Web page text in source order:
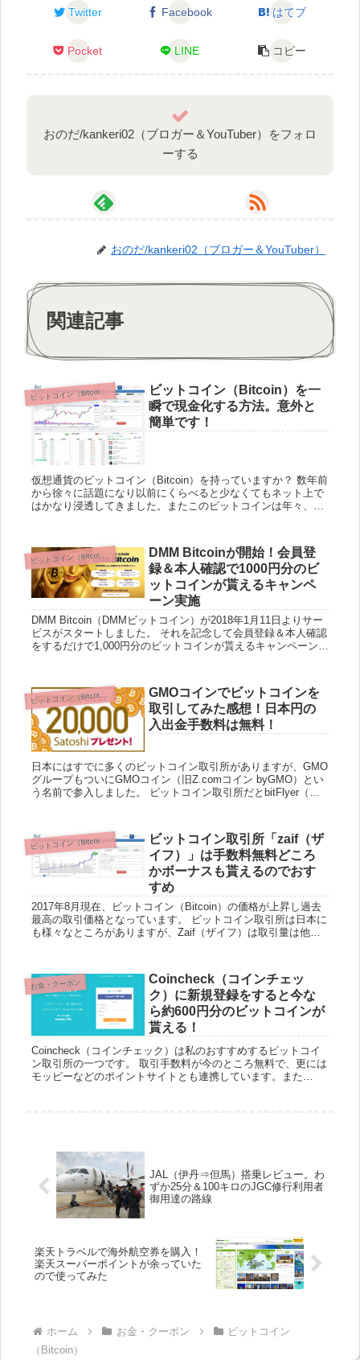
Twitter Facebook はてブ
Pocket LINE コピー
おのだ/kankeri02（ブロガー＆YouTuber）をフォロ
ーする
おのだ/kankeri02（ブロガー＆YouTuber）
関連記事
ビ
ットコイン（Bitcoin）
ビットコイン（Bitcoin）を一
瞬で現金化する方法。意外と
簡単です！
仮想通貨のビットコイン（Bitcoin）を持っていますか？ 数年前
から徐々に話題になり以前にくらべると少なくてもネット上で
はかなり浸透してきました。またこのビットコインは年々、乱
ビ
ットコイン（Bitcoin）
DMM Bitcoinが開始！会員登
録＆本人確認で1000円分のビ
ットコインが貰えるキャンペ
ーン実施
DMM Bitcoin（DMMビットコイン）が2018年1月11日よりサー
ビスがスタートしました。 それを記念して会員登録＆本人確認
をするだけで1,000円分のビットコインが貰えるキャンペーンを
ビ
ットコイン（Bitcoin）
GMOコインでビットコインを
取引してみた感想！日本円の
入出金手数料は無料！
日本にはすでに多くのビットコイン取引所がありますが、GMO
グループもついにGMOコイン（旧Z.comコイン byGMO）とい
う名前で参入しました。 ビットコイン取引所だとbitFlyer（ビ
ビ
ットコイン（Bitcoin）
ビットコイン取引所「zaif（ザ
イフ）」は手数料無料どころ
かボーナスも貰えるのでおす
すめ
2017年8月現在、ビットコイン（Bitcoin）の価格が上昇し過去
最高の取引価格となっています。 ビットコイン取引所は日本に
も様々なところがありますが、Zaif（ザイフ）は取引量は他の
お金・クーポン
Coincheck（コインチェッ
ク）に新規登録をすると今な
ら約600円分のビットコインが
貰える！
Coincheck（コインチェック）は私のおすすめするビットコイ
ン取引所の一つです。 取引手数料が今のところ無料で、更には
モッピーなどのポイントサイトとも連携しています。また
JAL（伊丹⇒但馬）搭乗レビュー。わ
ずか25分＆100キロのJGC修行利用者
御用達の路線
楽天トラベルで海外航空券を購入！
楽天スーパーポイントが余っていた
ので使ってみた
ホーム お金・クーポン
ビットコイン
（Bitcoin）